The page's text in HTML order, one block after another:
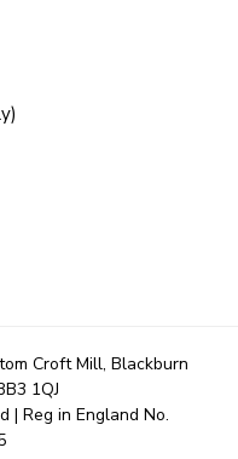
Croft Mill, Blackburn
1QJ
Reg in England No.